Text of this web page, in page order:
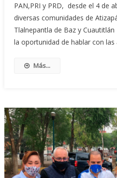
PAN,PRI y PRD, desde el 4 de
diversas comunidades de
Tlalnepantla de Baz y
la oportunidad de hablar con
Más...